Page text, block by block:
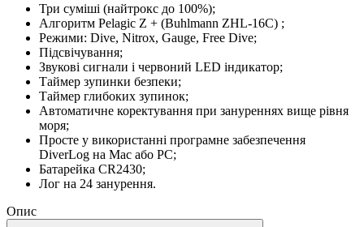
Три суміші (найтрокс до 100%);
Алгоритм Pelagic Z + (Buhlmann ZHL-16C) ;
Режими: Dive, Nitrox, Gauge, Free Dive;
Підсвічування;
Звукові сигнали і червоний LED індикатор;
Таймер зупинки безпеки;
Таймер глибоких зупинок;
Автоматичне коректування при зануреннях вище рівня
моря;
Просте у використанні програмне забезпечення
DiverLog на Mac або PC;
Батарейка CR2430;
Лог на 24 занурення.
Опис